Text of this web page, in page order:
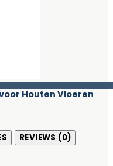
Houten Vloeren
REVIEWS (0)